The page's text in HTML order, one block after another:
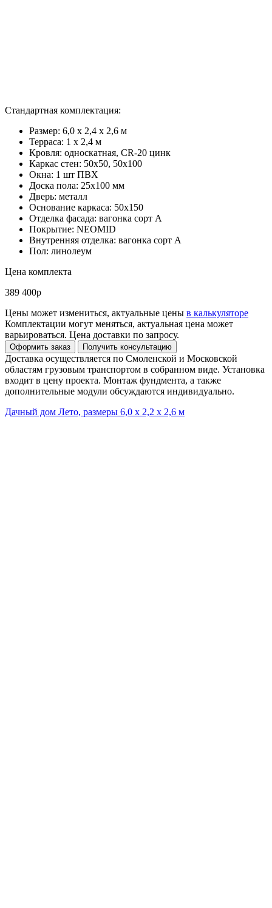
Стандартная комплектация:
Размер: 6,0 х 2,4 х 2,6 м
Терраса: 1 x 2,4 м
Кровля: односкатная, СR-20 цинк
Каркас стен: 50х50, 50х100
Окна: 1 шт ПВХ
Доска пола: 25х100 мм
Дверь: металл
Основание каркаса: 50х150
Отделка фасада: вагонка сорт А
Покрытие: NEOMID
Внутренняя отделка: вагонка сорт А
Пол: линолеум
Цена комплекта
389 400р
Цены может измениться, актуальные цены в калькуляторе
Комплектации могут меняться, актуальная цена может
варьироваться. Цена доставки по запросу.
Доставка осуществляется по Смоленской и Московской
областям грузовым транспортом в собранном виде. Установка
входит в цену проекта. Монтаж фундмента, а также
дополнительные модули обсуждаются индивидуально.
Дачный дом Лето, размеры 6,0 х 2,2 х 2,6 м